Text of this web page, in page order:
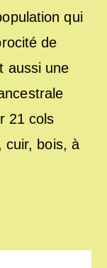
qui
de
aussi une
21 cols
cuir, bois, à